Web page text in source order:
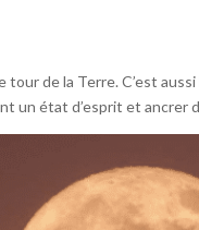
tour de la Terre. C’est
un état d’esprit et